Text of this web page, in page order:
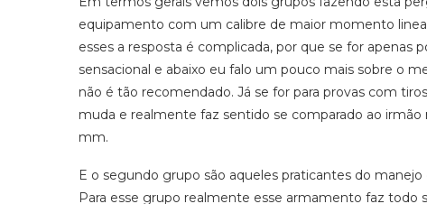
equipamento com um calibre de maior momento
esses a resposta é complicada, por que se for
sensacional e abaixo eu falo um pouco mais sobre o
não é tão recomendado. Já se for para provas com
muda e realmente faz sentido se comparado ao
mm.
E o segundo grupo são aqueles praticantes do
Para esse grupo realmente esse armamento faz todo